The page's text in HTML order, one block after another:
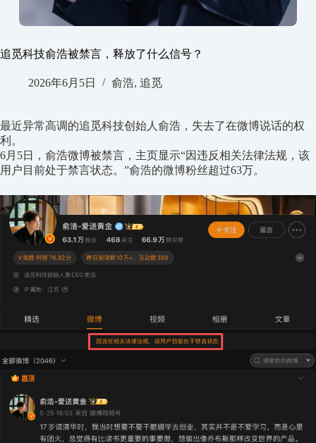
追觅科技俞浩被禁言，释放了什么信号？
2026年6月5日 俞浩, 追觅
最近异常高调的追觅科技创始人俞浩 ，失去了在微博说话的权
利。
6月 5日，俞浩微博被禁言，主页显示“因违反相关法律法规，该
用户目前处于禁言状态。 ”俞浩的微博粉丝超过63万。